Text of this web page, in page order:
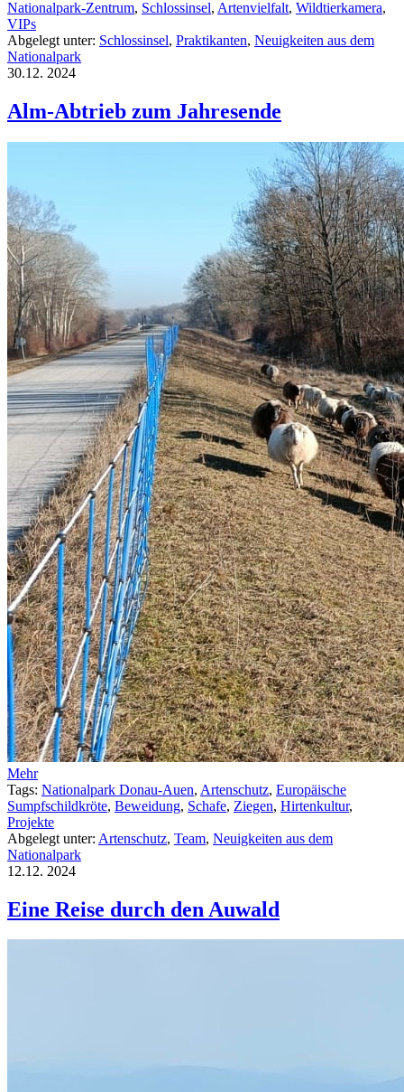
Nationalpark-Zentrum, Schlossinsel, Artenvielfalt, Wildtierkamera,
VIPs
Abgelegt unter: Schlossinsel, Praktikanten, Neuigkeiten aus dem
Nationalpark
30.12. 2024
Alm-Abtrieb zum Jahresende
Mehr
Tags: Nationalpark Donau-Auen, Artenschutz, Europäische
Sumpfschildkröte, Beweidung, Schafe, Ziegen, Hirtenkultur,
Projekte
Abgelegt unter: Artenschutz, Team, Neuigkeiten aus dem
Nationalpark
12.12. 2024
Eine Reise durch den Auwald